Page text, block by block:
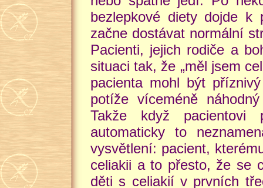
bezlepkové diety dojde k
začne dostávat normální
Pacienti, jejich rodiče a
situaci tak, že „měl jsem
pacienta mohl být
potíže víceméně
Takže když pacientovi
automaticky to
vysvětlení: pacient,
celiakii a to přesto, že se
děti s celiakií v prvních